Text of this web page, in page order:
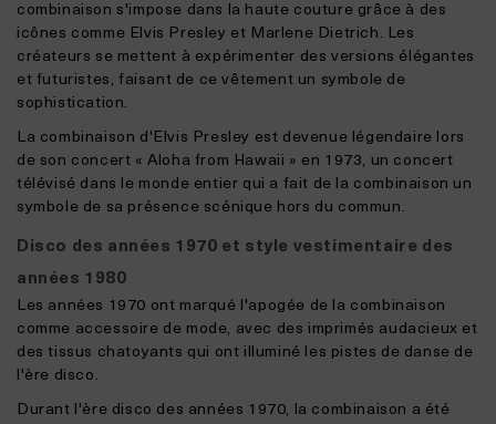
combinaison s'impose dans la haute couture grâce à des
icônes comme Elvis Presley et Marlene Dietrich. Les
créateurs se mettent à expérimenter des versions élégantes
et futuristes, faisant de ce vêtement un symbole de
sophistication.
La combinaison d'Elvis Presley est devenue légendaire lors
de son concert « Aloha from Hawaii » en 1973, un concert
télévisé dans le monde entier qui a fait de la combinaison un
symbole de sa présence scénique hors du commun.
Disco des années 1970 et style vestimentaire des
années 1980
Les années 1970 ont marqué l'apogée de la combinaison
comme accessoire de mode, avec des imprimés audacieux et
des tissus chatoyants qui ont illuminé les pistes de danse de
l'ère disco.
Durant l'ère disco des années 1970, la combinaison a été